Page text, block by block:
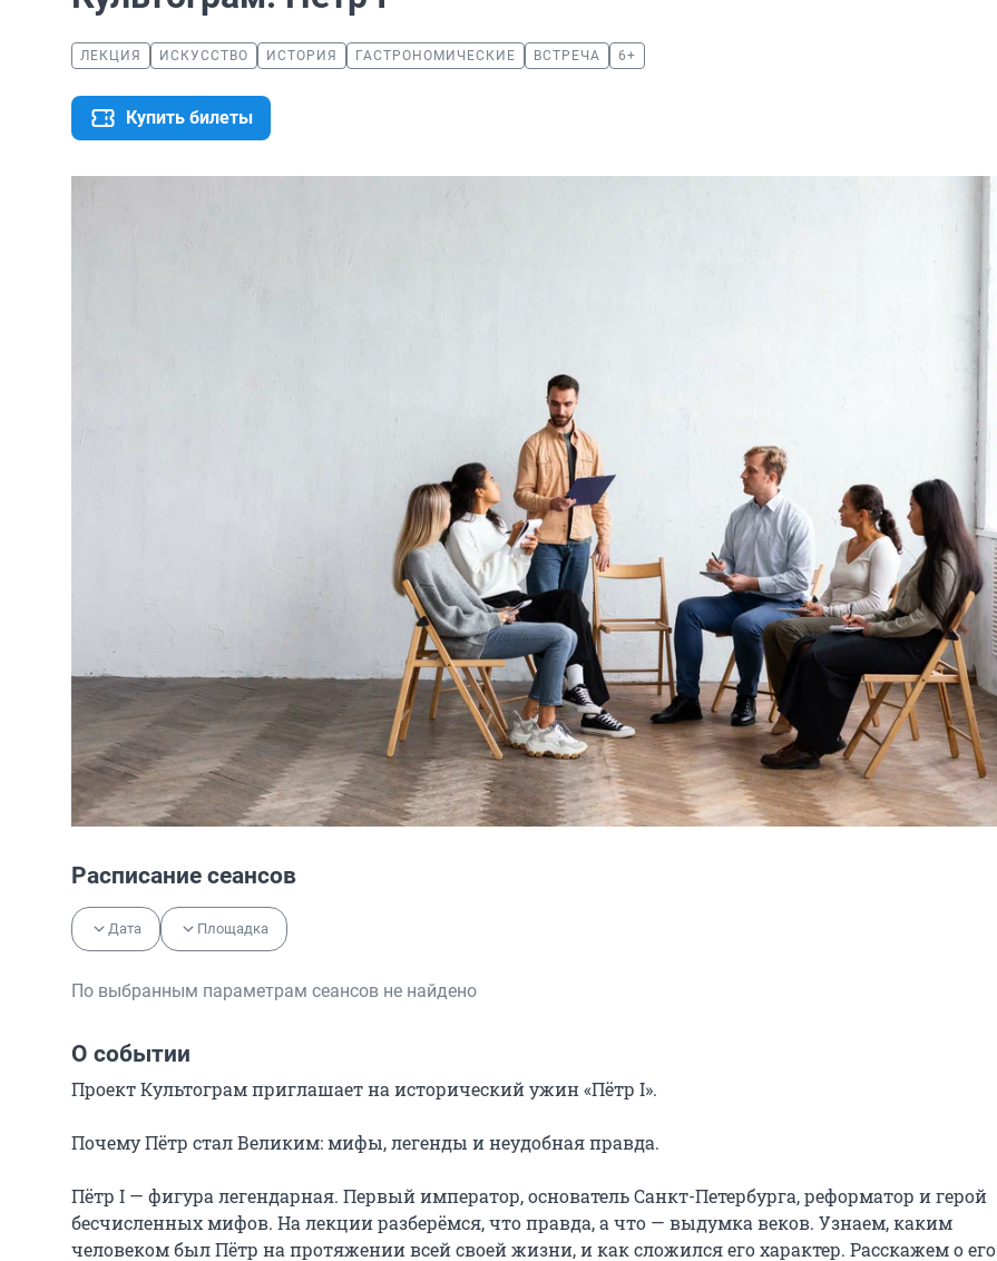
ЛЕКЦИЯ ИСКУССТВО ИСТОРИЯ ГАСТРОНОМИЧЕСКИЕ ВСТРЕЧА 6+
Купить билеты
Расписание сеансов
Дата Площадка
По выбранным параметрам сеансов не найдено
О событии
Проект Культограм приглашает на исторический ужин «Пётр I».
Почему Пётр стал Великим: мифы, легенды и неудобная правда.
Пётр I — фигура легендарная. Первый император, основатель Санкт-Петербурга, реформатор и герой
бесчисленных мифов. На лекции разберёмся, что правда, а что — выдумка веков. Узнаем, каким
человеком был Пётр на протяжении всей своей жизни, и как сложился его характер. Расскажем о его